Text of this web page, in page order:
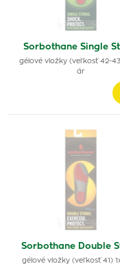
Sorbothane Single
gélové vložky (veľkosť 42-
ár
Sorbothane Double
gélové vložky (veľkosť 41)